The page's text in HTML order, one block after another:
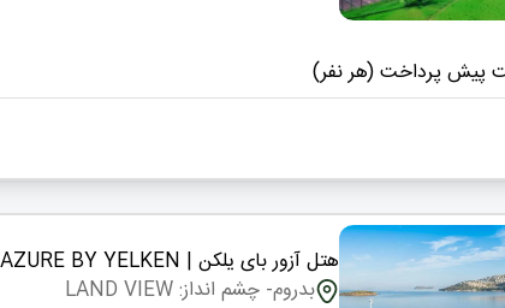
پیش پرداخت (هر نفر)
هتل آزور بای یلکن | AZURE BY YELKEN
بدروم- چشم انداز: LAND VIEW